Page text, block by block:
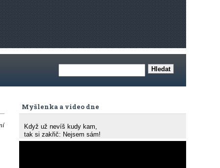
Myšlenka a video dne
Když už nevíš kudy kam,
tak si zakřič: Nejsem sám!